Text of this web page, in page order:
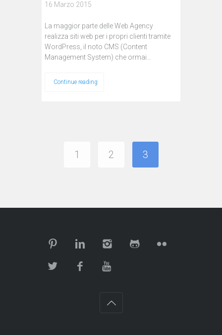
16 Marzo 2015
La maggior parte delle Web Agency
realizza siti web per i propri clienti tramite
WordPress, il noto CMS (Content
Management System) che ormai…
Continue reading
1 2 3